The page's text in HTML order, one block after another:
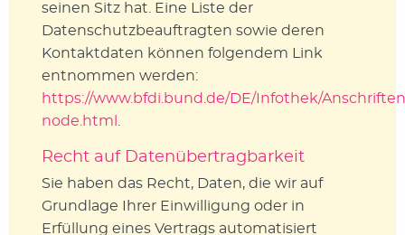
seinen Sitz hat. Eine Liste der
Datenschutzbeauftragten sowie deren
Kontaktdaten können folgendem Link
entnommen werden:
https://www.bfdi.bund.de/DE/Infothek/
node.html .
Recht auf Datenübertragbarkeit
Sie haben das Recht, Daten, die wir auf
Grundlage Ihrer Einwilligung oder in
Erfüllung eines Vertrags automatisiert